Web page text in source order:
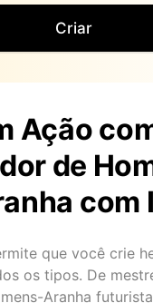
Criar
Ação
de
com
que você crie
os tipos. De
Aranha